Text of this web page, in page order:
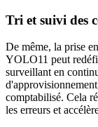
Tri et suivi des
De même, la prise
YOLO11 peut
surveillant en
comptabilisé. Cela
les erreurs et